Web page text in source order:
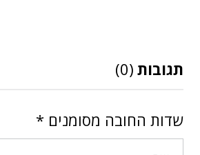
תגובות (0)
שדות החובה מסומנים *